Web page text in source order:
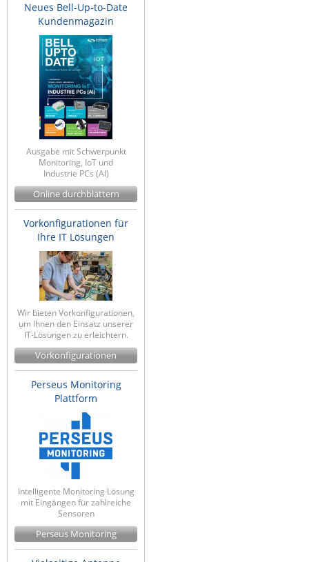
Neues Bell-Up-to-Date
Kundenmagazin
Ausgabe mit Schwerpunkt
Monitoring, IoT und
Industrie PCs (AI)
Online durchblättern
Vorkonfigurationen für
Ihre IT Lösungen
Wir bieten Vorkonfigurationen,
um Ihnen den Einsatz unserer
IT-Lösungen zu erleichtern.
Vorkonfigurationen
Perseus Monitoring
Plattform
Intelligente Monitoring Lösung
mit Eingängen für zahlreiche
Sensoren
Perseus Monitoring